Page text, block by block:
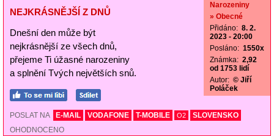
NEJKRÁSNĚJŠÍ Z DNŮ
Dnešní den může být
nejkrásnější ze všech dnů,
přejeme Ti úžasné narozeniny
a splnění Tvých největších snů.
Narozeniny
» Obecné
Přidáno: 8. 2.
2023 - 20:00
Posláno: 1550x
Známka: 2,92
od 1753 lidí
Autor: © Jiří
Poláček
POSLAT NA E-MAIL VODAFONE T-MOBILE O2
SLOVENSKO
OHODNOCENO